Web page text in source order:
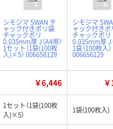
シモジマ SWAN チ
ャック付きポリ袋
チャックポリ
0.035mm厚 J（A4用）
1セット（1袋(100枚
入)×5） 006656129
シモジマ
ャック付きポ
チャックポリ
0.035mm厚 J
1袋（100枚入）
006656129
￥6,446
1セット（1袋(100枚
入)×5）
1袋(100枚入)